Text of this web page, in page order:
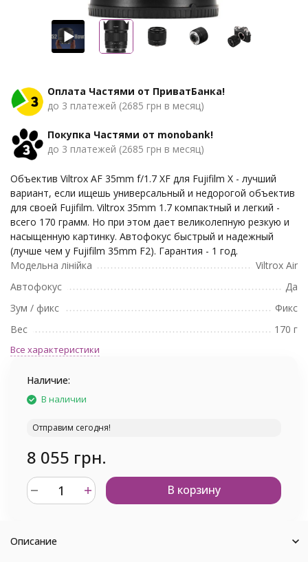
Оплата Частями от ПриватБанка!
до 3 платежей (2685 грн в месяц)
Покупка Частями от monobank!
до 3 платежей (2685 грн в месяц)
Объектив Viltrox AF 35mm f/1.7 XF для Fujifilm X - лучший
вариант, если ищешь универсальный и недорогой объектив
для своей Fujifilm. Viltrox 35mm 1.7 компактный и легкий -
всего 170 грамм. Но при этом дает великолепную резкую и
насыщенную картинку. Автофокус быстрый и надежный
(лучше чем у Fujifilm 35mm F2). Гарантия - 1 год.
Модельна лінійка
Viltrox Air
Автофокус
Да
Зум / фикс
Фикс
Вес
170 г
Все характеристики
Наличие:
В наличии
Отправим сегодня!
8 055 грн.
В корзину
Описание